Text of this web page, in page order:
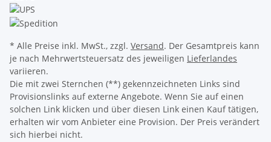
* Alle Preise inkl. MwSt., zzgl. Versand. Der Gesamtpreis kann
je nach Mehrwertsteuersatz des jeweiligen Lieferlandes
variieren.
Die mit zwei Sternchen (**) gekennzeichneten Links sind
Provisionslinks auf externe Angebote. Wenn Sie auf einen
solchen Link klicken und über diesen Link einen Kauf tätigen,
erhalten wir vom Anbieter eine Provision. Der Preis verändert
sich hierbei nicht.